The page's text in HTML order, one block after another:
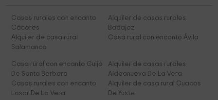
Casas rurales con encanto
Cáceres
Alquiler de casas rurales
Badajoz
Alquiler de casa rural
Salamanca
Casa rural con encanto Ávila
Casa rural con encanto Guijo
De Santa Barbara
Alquiler de casas rurales
Aldeanueva De La Vera
Casas rurales con encanto
Losar De La Vera
Alquiler de casa rural Cuacos
De Yuste